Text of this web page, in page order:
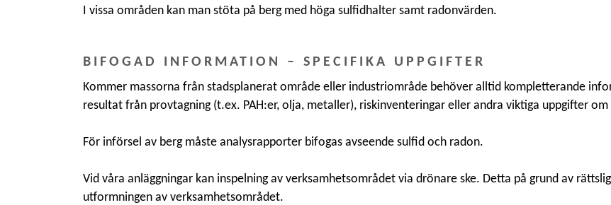
I vissa områden kan man stöta på berg med höga sulfidhalter samt radonvärden.
BIFOGAD INFORMATION – SPECIFIKA UPPGIFTER
Kommer massorna från stadsplanerat område eller industriområde behöver alltid kompletterande
resultat från provtagning (t.ex. PAH:er, olja, metaller), riskinventeringar eller andra viktiga uppgifter
För införsel av berg måste analysrapporter bifogas avseende sulfid och radon.
Vid våra anläggningar kan inspelning av verksamhetsområdet via drönare ske. Detta på grund av
utformningen av verksamhetsområdet.